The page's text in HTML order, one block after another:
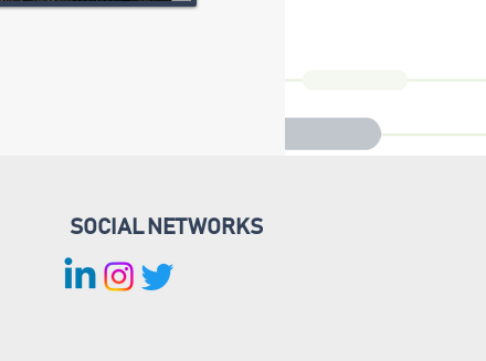
SOCIAL NETWORKS